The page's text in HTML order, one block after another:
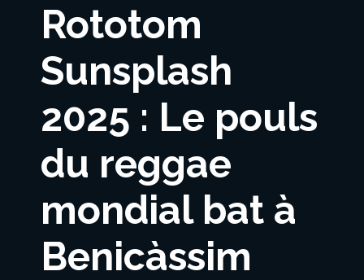
Rototom
Sunsplash
2025 : Le pouls
du reggae
mondial bat à
Benicàssim